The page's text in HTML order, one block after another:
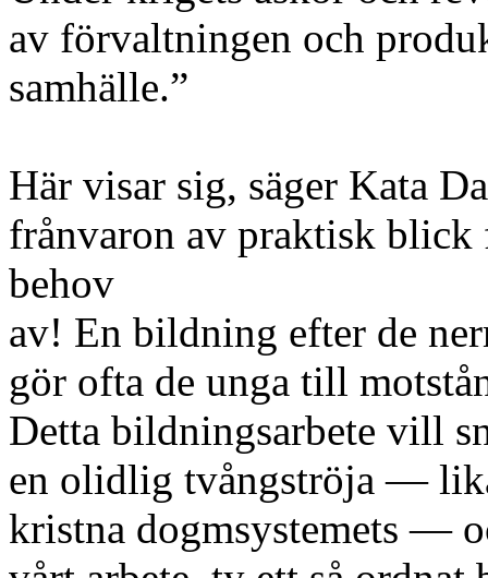
av förvaltningen och
samhälle.”
Här visar sig, säger Kata
frånvaron av praktisk blick
behov
av! En bildning efter de
gör ofta de unga till
Detta bildningsarbete vill
en olidlig tvångströja —
kristna dogmsystemets —